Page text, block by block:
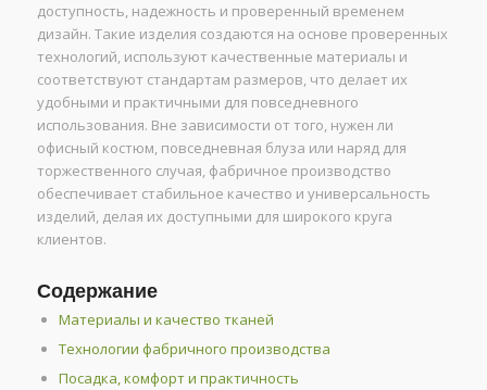
доступность, надежность и проверенный временем
дизайн. Такие изделия создаются на основе проверенных
технологий, используют качественные материалы и
соответствуют стандартам размеров, что делает их
удобными и практичными для повседневного
использования. Вне зависимости от того, нужен ли
офисный костюм, повседневная блуза или наряд для
торжественного случая, фабричное производство
обеспечивает стабильное качество и универсальность
изделий, делая их доступными для широкого круга
клиентов.
Содержание
Материалы и качество тканей
Технологии фабричного производства
Посадка, комфорт и практичность